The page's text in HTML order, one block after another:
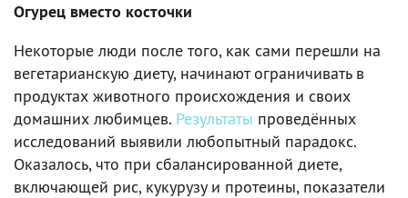
Огурец вместо косточки
Некоторые люди после того, как сами перешли на
вегетарианскую диету, начинают ограничивать в
продуктах животного происхождения и своих
домашних любимцев. Результаты проведённых
исследований выявили любопытный парадокс.
Оказалось, что при сбалансированной диете,
включающей рис, кукурузу и протеины, показатели